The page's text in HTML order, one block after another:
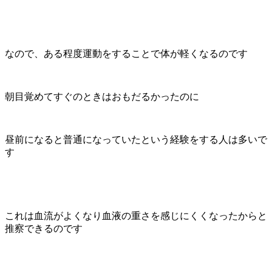
なので、ある程度運動をすることで体が軽くなるのです
朝目覚めてすぐのときはおもだるかったのに
昼前になると普通になっていたという経験をする人は多いで
す
これは血流がよくなり血液の重さを感じにくくなったからと
推察できるのです